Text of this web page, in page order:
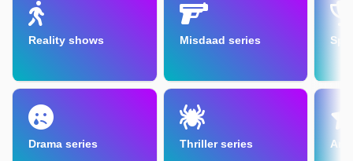
Reality shows Misdaad series
Drama series Thriller series